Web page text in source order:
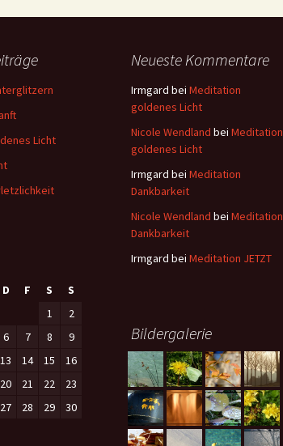
Licht
Neueste Kommentare
Irmgard bei Meditation
goldenes Licht
Nicole Wendland bei Meditation
goldenes Licht
Irmgard bei Meditation
Dankbarkeit
Nicole Wendland bei Meditation
Dankbarkeit
Irmgard bei Meditation JETZT
D F S
S
1
2
6 7 8
9
13 14 15
16
20 21 22
23
27 28 29
30
Bildergalerie